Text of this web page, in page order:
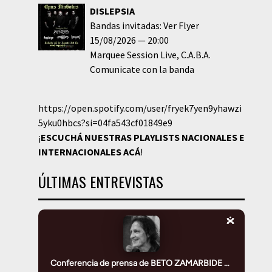
DISLEPSIA
Bandas invitadas: Ver Flyer
15/08/2026
20:00
Marquee Session Live C.A.B.A.
Comunicate con la banda
https://open.spotify.com/user/fryek7yen9yhawzi
5yku0hbcs?si=04fa543cf01849e9
¡ESCUCHÁ NUESTRAS PLAYLISTS NACIONALES E
INTERNACIONALESACÁ!
ÚLTIMAS ENTREVISTAS